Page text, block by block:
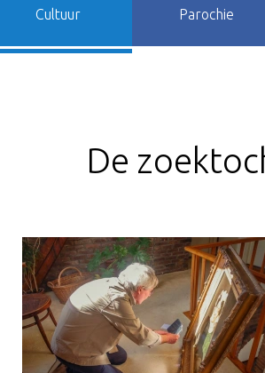
Cultuur Parochie
De